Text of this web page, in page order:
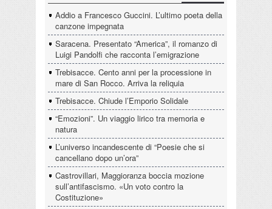
Addio a Francesco Guccini. L’ultimo poeta della
canzone impegnata
Saracena. Presentato “America”, il romanzo di
Luigi Pandolfi che racconta l’emigrazione
Trebisacce. Cento anni per la processione in
mare di San Rocco. Arriva la reliquia
Trebisacce. Chiude l’Emporio Solidale
“Emozioni”. Un viaggio lirico tra memoria e
natura
L’universo incandescente di “Poesie che si
cancellano dopo un’ora”
Castrovillari, Maggioranza boccia mozione
sull’antifascismo. «Un voto contro la
Costituzione»